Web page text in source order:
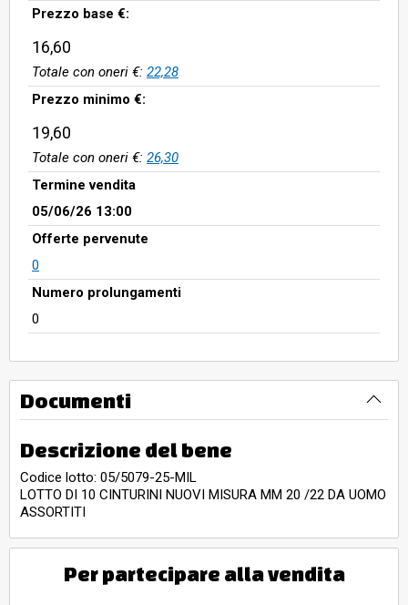
Prezzo base €:
16,60
Totale con oneri €: 22,28
Prezzo minimo €:
19,60
Totale con oneri €: 26,30
Termine vendita
05/06/26 13:00
Offerte pervenute
0
Numero prolungamenti
0
Documenti
Descrizione del bene
Codice lotto: 05/5079-25-MIL
LOTTO DI 10 CINTURINI NUOVI MISURA MM 20 /22 DA UOMO
ASSORTITI
Per partecipare alla vendita